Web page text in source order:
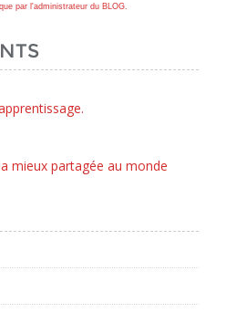
par l'administrateur du BLOG.
mieux partagée au monde